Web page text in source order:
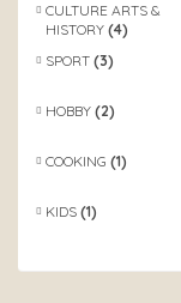
CULTURE ARTS &
HISTORY (4)
SPORT (3)
HOBBY (2)
COOKING (1)
KIDS (1)